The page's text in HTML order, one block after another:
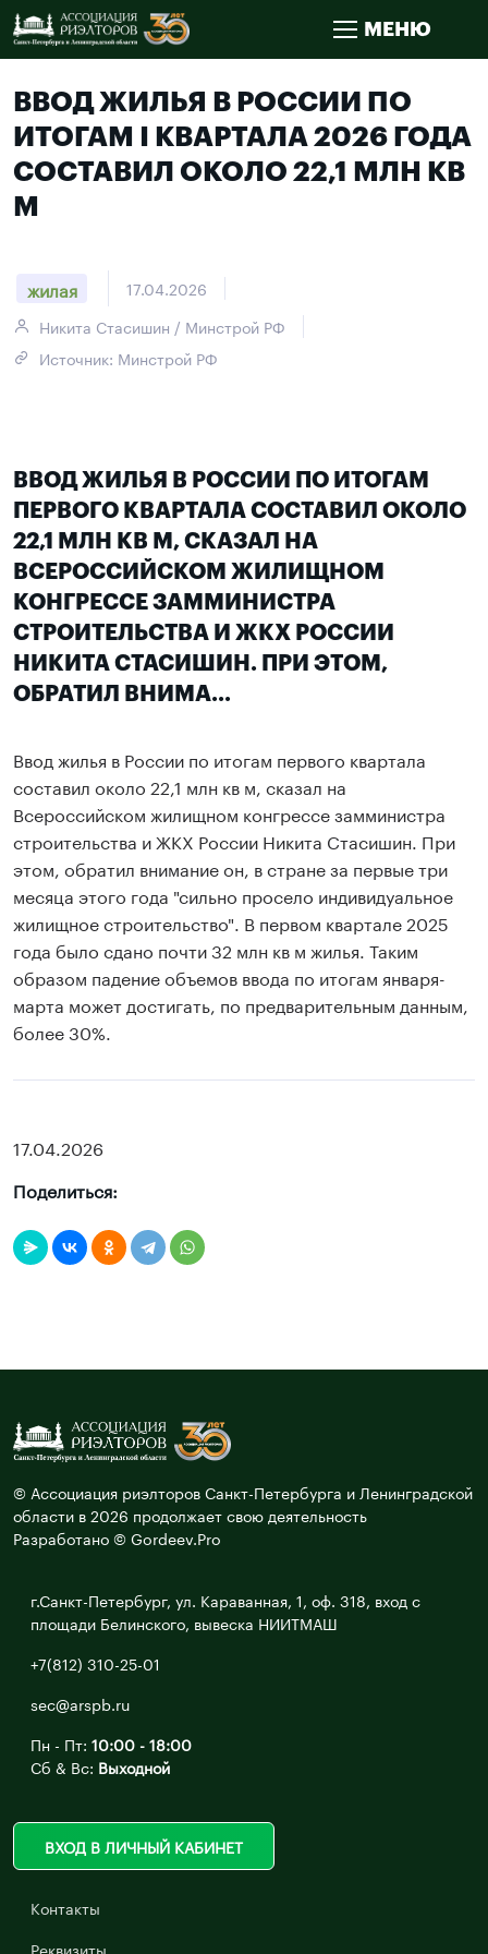
МЕНЮ
ВВОД ЖИЛЬЯ В РОССИИ ПО
ИТОГАМ I КВАРТАЛА 2026 ГОДА
СОСТАВИЛ ОКОЛО 22,1 МЛН КВ
М
жилая
17.04.2026
Никита Стасишин / Минстрой РФ
Источник: Минстрой РФ
ВВОД ЖИЛЬЯ В РОССИИ ПО ИТОГАМ
ПЕРВОГО КВАРТАЛА СОСТАВИЛ ОКОЛО
22,1 МЛН КВ М, СКАЗАЛ НА
ВСЕРОССИЙСКОМ ЖИЛИЩНОМ
КОНГРЕССЕ ЗАММИНИСТРА
СТРОИТЕЛЬСТВА И ЖКХ РОССИИ
НИКИТА СТАСИШИН. ПРИ ЭТОМ,
ОБРАТИЛ ВНИМА...
Ввод жилья в России по итогам первого квартала
составил около 22,1 млн кв м, сказал на
Всероссийском жилищном конгрессе замминистра
строительства и ЖКХ России Никита Стасишин. При
этом, обратил внимание он, в стране за первые три
месяца этого года "сильно просело индивидуальное
жилищное строительство". В первом квартале 2025
года было сдано почти 32 млн кв м жилья. Таким
образом падение объемов ввода по итогам января-
марта может достигать, по предварительным данным,
более 30%.
17.04.2026
Поделиться:
© Ассоциация риэлторов Санкт-Петербурга и Ленинградской
области в 2026 продолжает свою деятельность
Разработано © Gordeev.Pro
г.Санкт-Петербург, ул. Караванная, 1, оф. 318, вход с
площади Белинского, вывеска НИИТМАШ
+7(812) 310-25-01
sec@arspb.ru
Пн - Пт: 10:00 - 18:00
Сб & Вс: Выходной
ВХОД В ЛИЧНЫЙ КАБИНЕТ
Контакты
Реквизиты